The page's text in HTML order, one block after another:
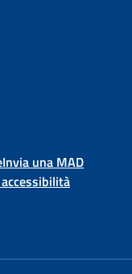
Invia una MAD